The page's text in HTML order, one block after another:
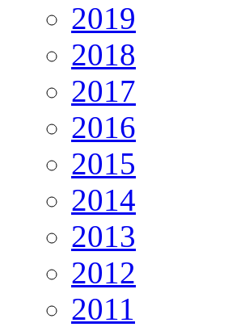
2019
2018
2017
2016
2015
2014
2013
2012
2011